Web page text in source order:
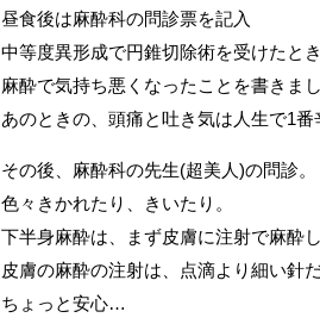
昼食後は麻酔科の問診票を記入
中等度異形成で円錐切除術を受けたと
麻酔で気持ち悪くなったことを書きまし
あのときの、頭痛と吐き気は人生で1番
その後、麻酔科の先生(超美人)の問診。
色々きかれたり、きいたり。
下半身麻酔は、まず皮膚に注射で麻酔
皮膚の麻酔の注射は、点滴より細い針
ちょっと安心…